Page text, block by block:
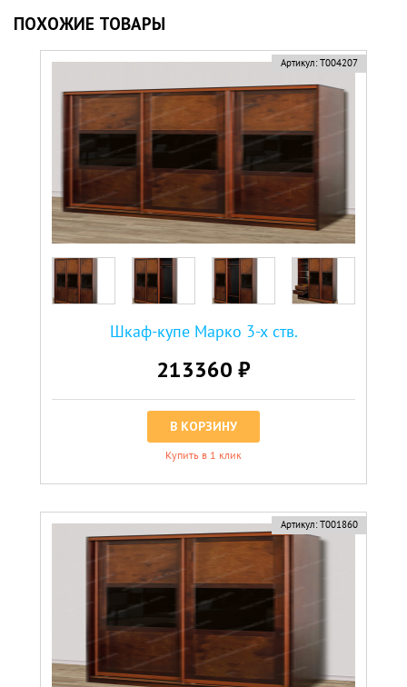
ПОХОЖИЕ ТОВАРЫ
Артикул: Т004207
Шкаф-купе Марко 3-х ств.
213360 ₽
В КОРЗИНУ
Купить в 1 клик
Артикул: Т001860